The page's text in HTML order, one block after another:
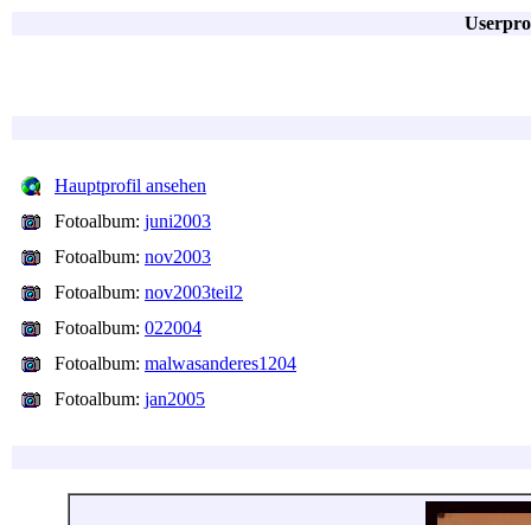
Hauptprofil ansehen
Fotoalbum: juni2003
Fotoalbum: nov2003
Fotoalbum: nov2003teil2
Fotoalbum: 022004
Fotoalbum: malwasanderes1204
Fotoalbum: jan2005